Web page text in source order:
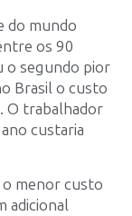
do mundo
os 90
o segundo pior
Brasil o custo
O trabalhador
custaria
menor custo
adicional